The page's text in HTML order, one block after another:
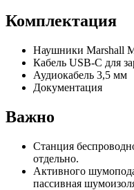
Комплектация
Наушники Marshall
Кабель USB‑C для
Аудиокабель 3,5 мм
Документация
Важно
Станция
отдельно.
Активного
пассивная